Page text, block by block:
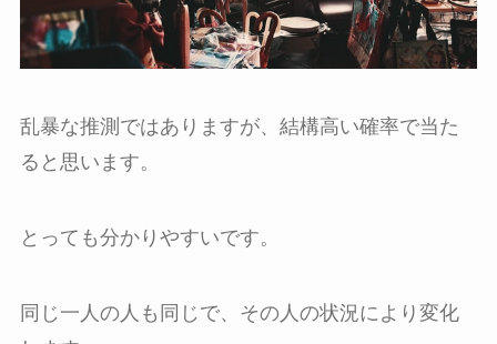
乱暴な推測ではありますが、結構高い確率で当た
ると思います。
とっても分かりやすいです。
同じ一人の人も同じで、その人の状況により変化